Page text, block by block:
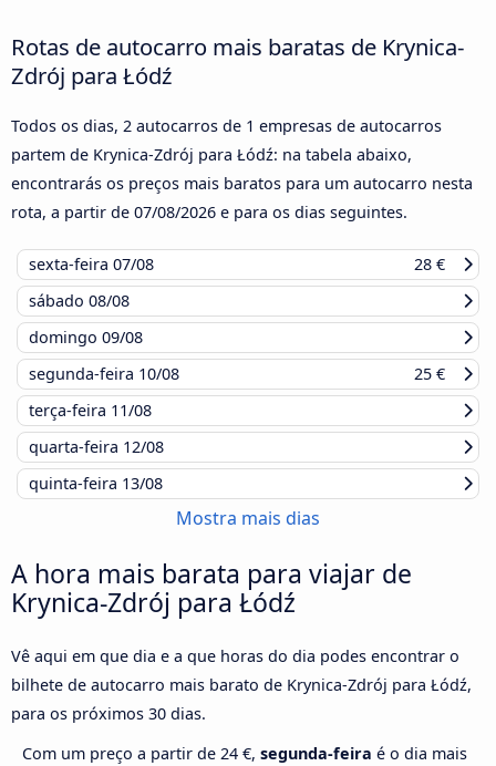
Rotas de autocarro mais baratas de Krynica-
Zdrój para Łódź
Todos os dias, 2 autocarros de 1 empresas de autocarros
partem de Krynica-Zdrój para Łódź: na tabela abaixo,
encontrarás os preços mais baratos para um autocarro nesta
rota, a partir de 07/08/2026 e para os dias seguintes.
sexta-feira 07/08
28 €
sábado 08/08
domingo 09/08
segunda-feira 10/08
25 €
terça-feira 11/08
quarta-feira 12/08
quinta-feira 13/08
Mostra mais dias
A hora mais barata para viajar de
Krynica-Zdrój para Łódź
Vê aqui em que dia e a que horas do dia podes encontrar o
bilhete de autocarro mais barato de Krynica-Zdrój para Łódź,
para os próximos 30 dias.
Com um preço a partir de 24 €, segunda-feira é o dia mais